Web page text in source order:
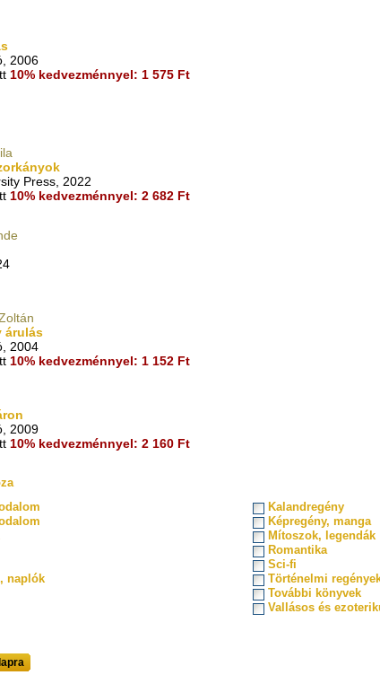
2006
10% kedvezménnyel: 1 575 Ft
Press, 2022
10% kedvezménnyel: 2 682 Ft
árulás
2004
10% kedvezménnyel: 1 152 Ft
2009
10% kedvezménnyel: 2 160 Ft
Kalandregény
Képregény, manga
Mítoszok, legendák
Romantika
Sci-fi
naplók
Történelmi
További könyvek
Vallásos és